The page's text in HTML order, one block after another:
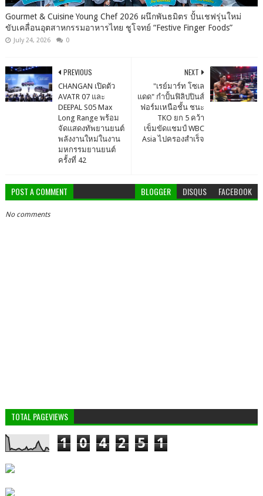
Gourmet & Cuisine Young Chef 2026 ผนึกพันธมิตร ปั้นเชฟรุ่นใหม่
ขับเคลื่อนอุตสาหกรรมอาหารไทย ชูโจทย์ “Festive Finger Foods”
July 24, 2026 0
NEXT
"เรย์มาร์ท โซเล
แดด" กำปั้นฟิลิปปินส์
ฟอร์มเหนือชั้น ชนะ
TKO ยก 5 คว้า
เข็มขัดแชมป์ WBC
Asia ไปครองสำเร็จ
PREVIOUS
CHANGAN เปิดตัว
AVATR 07 และ
DEEPAL S05 Max
Long Range พร้อม
จัดแสดงทัพยานยนต์
พลังงานใหม่ในงาน
มหกรรมยานยนต์
ครั้งที่ 42
POST A COMMENT BLOGGER DISQUS FACEBOOK
No comments
TOTAL PAGEVIEWS
1 0 4 2 5 1